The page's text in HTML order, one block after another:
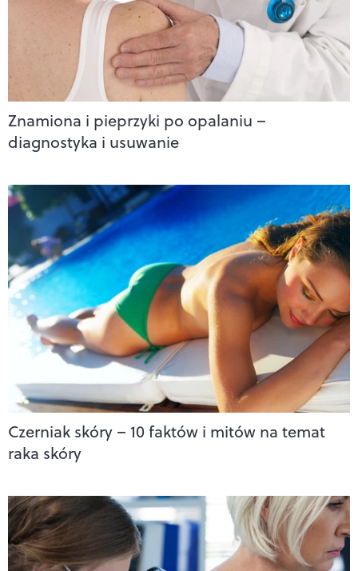
Znamiona i pieprzyki po opalaniu –
diagnostyka i usuwanie
Czerniak skóry – 10 faktów i mitów na temat
raka skóry